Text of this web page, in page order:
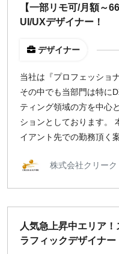
【一部リモ可/月額～
UI/UXデザイナー！
デザイナー
当社は『プロフェッショ
その中でも当部門は特に
ティング領域の方を中心
ションとしております。
イアント先での勤務頂く
株式会社クリー
人気急上昇中エリア
ラフィックデザイナー